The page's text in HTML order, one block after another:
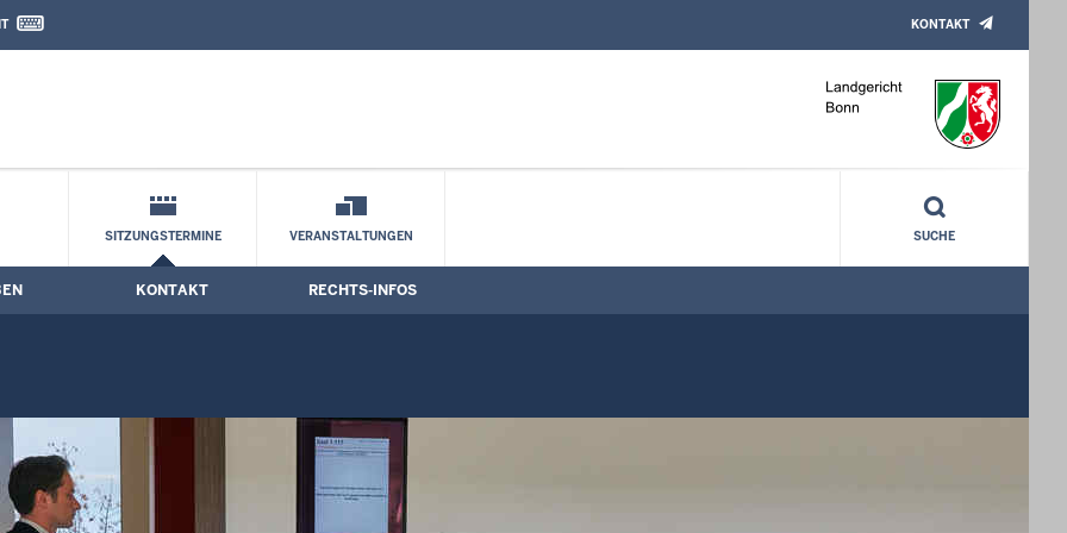
Kontaktformular
KONTAKT
SITZUNGSTERMINE VERANSTALTUNGEN SUCHE
KONTAKT RECHTS-INFOS